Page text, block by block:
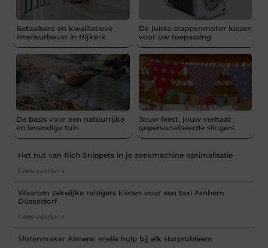
Betaalbare en kwalitatieve
interieurbouw in Nijkerk
De juiste stappenmotor kiezen
voor uw toepassing
De basis voor een natuurrijke
en levendige tuin
Jouw feest, jouw verhaal:
gepersonaliseerde slingers
Het nut van Rich Snippets in je zoekmachine optimalisatie
Lees verder »
Waarom zakelijke reizigers kiezen voor een taxi Arnhem
Düsseldorf
Lees verder »
Slotenmaker Almere: snelle hulp bij elk slotprobleem